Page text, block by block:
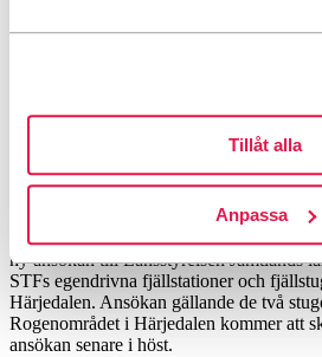
Tillåt alla
Anpassa
främja och vara drivande inom hållbar
över 130 år sedan, nu tar vi ansvar
de senaste årens utveckling för att kunna
Genom att ta ansvar och anpassa vår
rörliga friluftslivets tillgång till fjällen på
lång sikt. I samförstånd med berörda
ny ansökan till Länsstyrelsen Jämtlands
STFs egendrivna fjällstationer och
Härjedalen. Ansökan gällande de två
Rogenområdet i Härjedalen kommer att
ansökan senare i höst.